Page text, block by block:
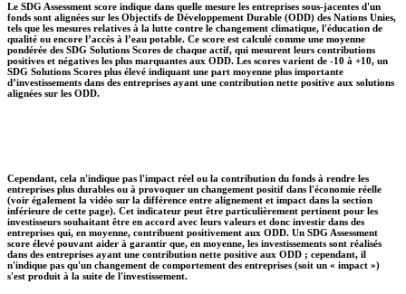
Le SDG Assessment score indique dans quelle mesure les entreprises sous-jacentes d'un
fonds sont alignées sur les Objectifs de Développement Durable (ODD) des Nations Unies,
tels que les mesures relatives à la lutte contre le changement climatique, l'éducation de
qualité ou encore l’accès à l’eau potable. Ce score est calculé comme une moyenne
pondérée des SDG Solutions Scores de chaque actif, qui mesurent leurs contributions
positives et négatives les plus marquantes aux ODD. Les scores varient de -10 à +10, un
SDG Solutions Scores plus élevé indiquant une part moyenne plus importante
d’investissements dans des entreprises ayant une contribution nette positive aux solutions
alignées sur les ODD.
Cependant, cela n'indique pas l'impact réel ou la contribution du fonds à rendre les
entreprises plus durables ou à provoquer un changement positif dans l'économie réelle
(voir également la vidéo sur la différence entre alignement et impact dans la section
inférieure de cette page). Cet indicateur peut être particulièrement pertinent pour les
investisseurs souhaitant être en accord avec leurs valeurs et donc investir dans des
entreprises qui, en moyenne, contribuent positivement aux ODD. Un SDG Assessment
score élevé pouvant aider à garantir que, en moyenne, les investissements sont réalisés
dans des entreprises ayant une contribution nette positive aux ODD ; cependant, il
n'indique pas qu'un changement de comportement des entreprises (soit un « impact »)
s'est produit à la suite de l'investissement.